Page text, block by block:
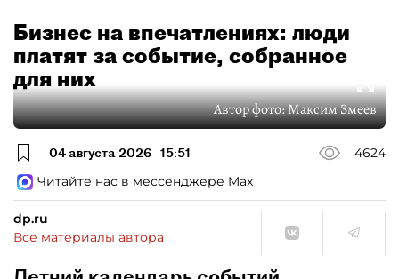
Бизнес на впечатлениях: люди
платят за событие, собранное
для них
Автор фото:Максим Змеев
04 августа 2026 15:51
4624
Читайте нас в мессенджере Max
dp.ru
Все материалы автора